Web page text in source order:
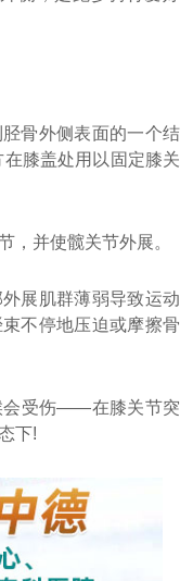
骨外侧表面的一个结
膝盖处用以固定膝关
，并使髋关节外展。
展肌群薄弱导致运动
不停地压迫或摩擦骨
会受伤——在膝关节突
下!